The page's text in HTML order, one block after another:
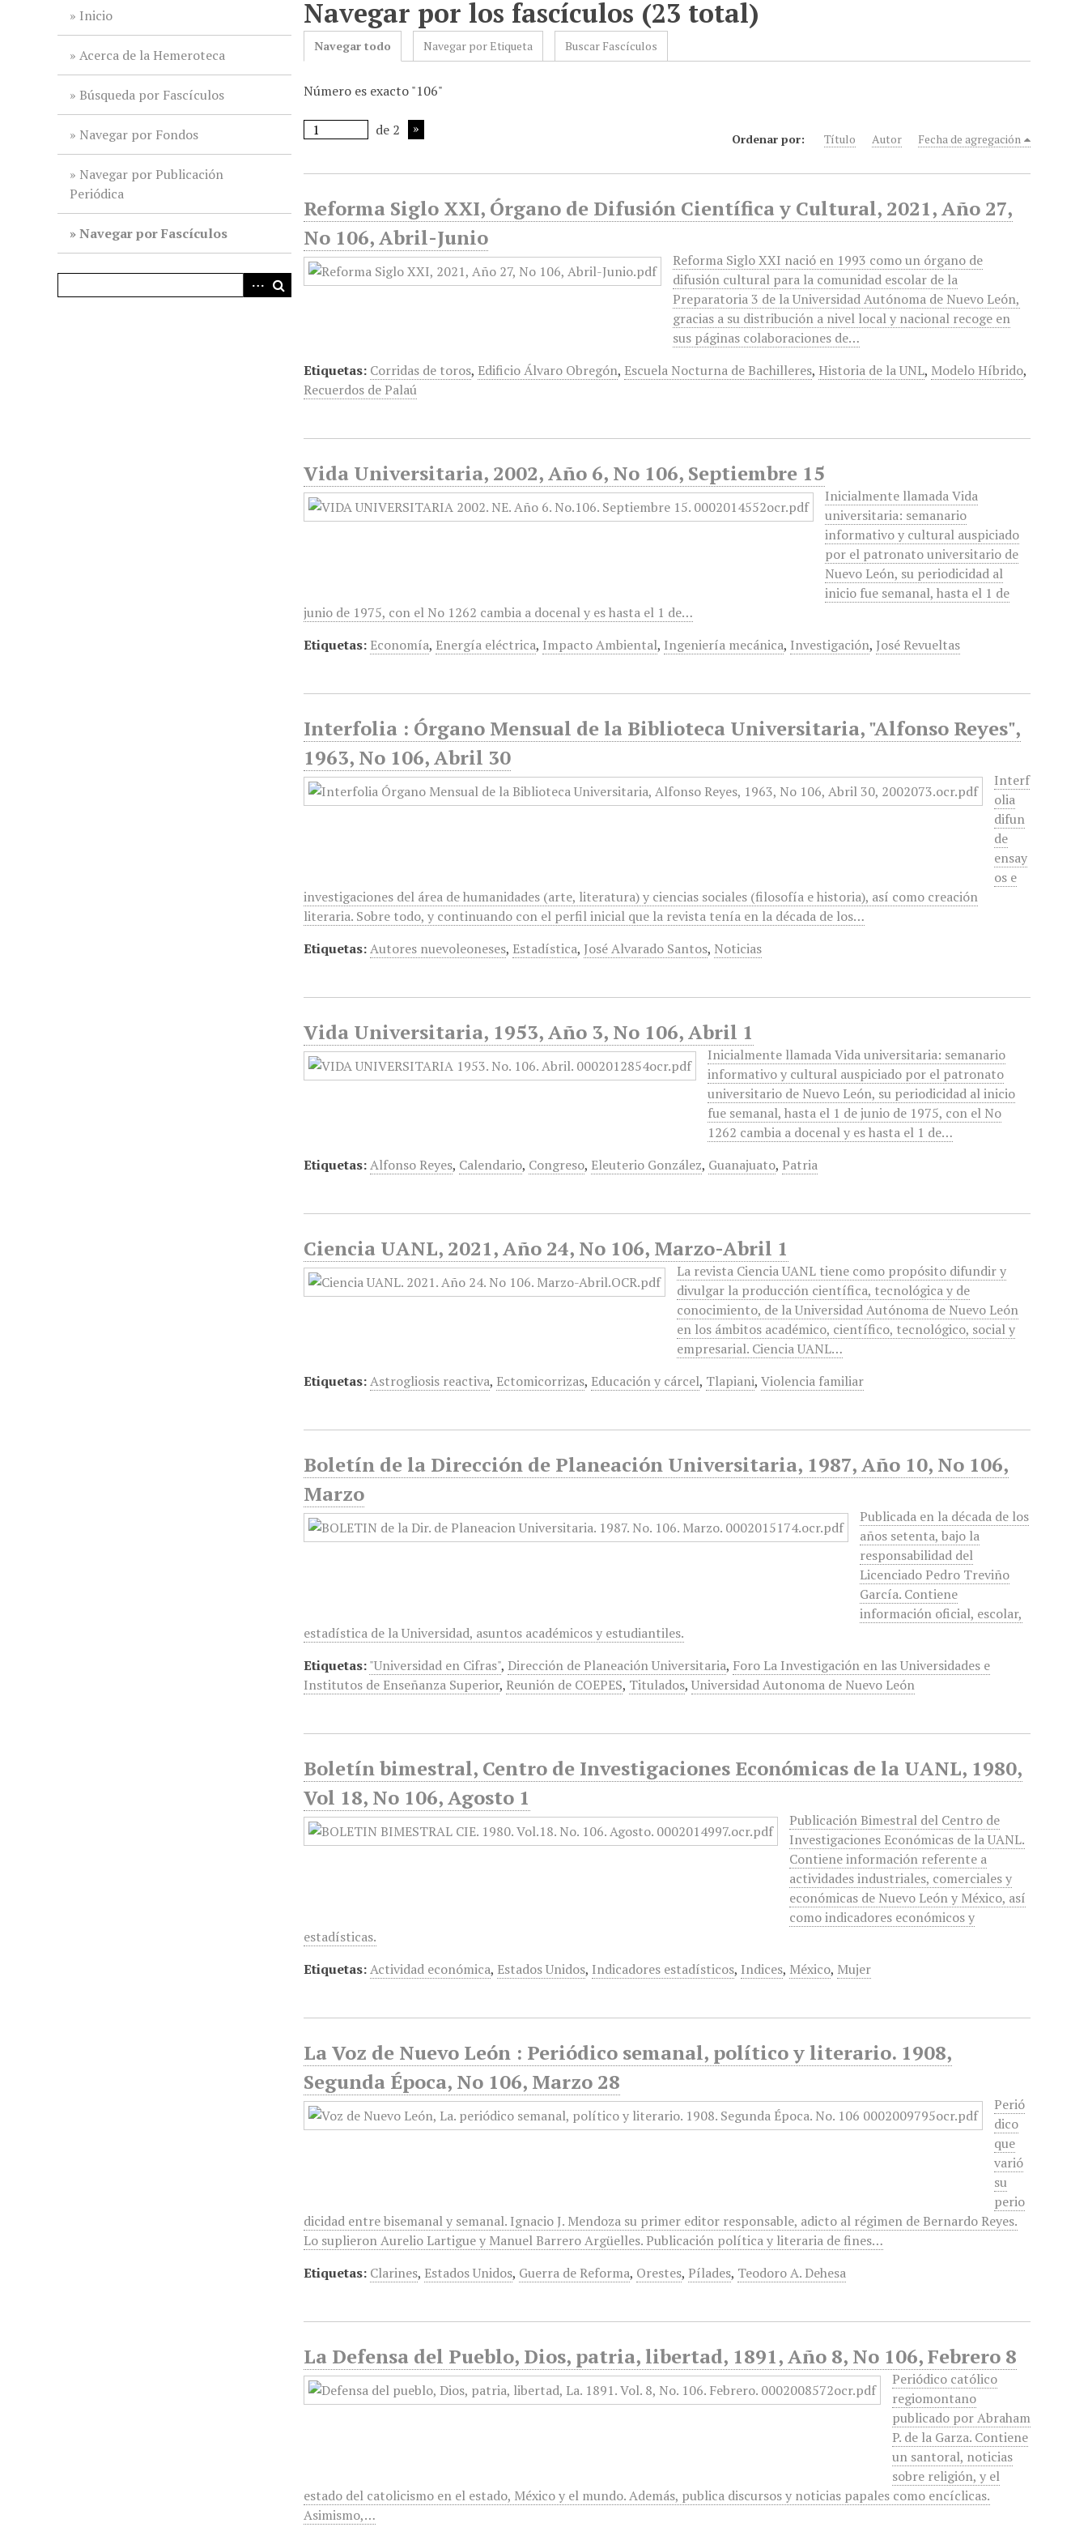
Inicio
Acerca de la Hemeroteca
Búsqueda por Fascículos
Navegar por Fondos
Navegar por Publicación
Periódica
Navegar por Fascículos
Navegar por los fascículos (23 total)
Navegar todo Navegar por Etiqueta Buscar Fascículos
Número es exacto "106"
de 2
Ordenar por: Título Autor Fecha de agregación
Reforma Siglo XXI, Órgano de Difusión Científica y Cultural, 2021, Año 27,
No 106, Abril-Junio
Reforma Siglo XXI nació en 1993 como un órgano de
difusión cultural para la comunidad escolar de la
Preparatoria 3 de la Universidad Autónoma de Nuevo León,
gracias a su distribución a nivel local y nacional recoge en
sus páginas colaboraciones de…
Etiquetas: Corridas de toros, Edificio Álvaro Obregón, Escuela Nocturna de Bachilleres, Historia de la UNL, Modelo Híbrido,
Recuerdos de Palaú
Vida Universitaria, 2002, Año 6, No 106, Septiembre 15
Inicialmente llamada Vida
universitaria: semanario
informativo y cultural auspiciado
por el patronato universitario de
Nuevo León, su periodicidad al
inicio fue semanal, hasta el 1 de
junio de 1975, con el No 1262 cambia a docenal y es hasta el 1 de…
Etiquetas: Economía, Energía eléctrica, Impacto Ambiental, Ingeniería mecánica, Investigación, José Revueltas
Interfolia : Órgano Mensual de la Biblioteca Universitaria, "Alfonso Reyes",
1963, No 106, Abril 30
Interf
olia
difun
de
ensay
os e
investigaciones del área de humanidades (arte, literatura) y ciencias sociales (filosofía e historia), así como creación
literaria. Sobre todo, y continuando con el perfil inicial que la revista tenía en la década de los…
Etiquetas:Autores nuevoleoneses, Estadística, José Alvarado Santos, Noticias
Vida Universitaria, 1953, Año 3, No 106, Abril 1
Inicialmente llamada Vida universitaria: semanario
informativo y cultural auspiciado por el patronato
universitario de Nuevo León, su periodicidad al inicio
fue semanal, hasta el 1 de junio de 1975, con el No
1262 cambia a docenal y es hasta el 1 de…
Etiquetas:Alfonso Reyes, Calendario, Congreso, Eleuterio González, Guanajuato, Patria
Ciencia UANL, 2021, Año 24, No 106, Marzo-Abril 1
La revista Ciencia UANL tiene como propósito difundir y
divulgar la producción científica, tecnológica y de
conocimiento, de la Universidad Autónoma de Nuevo León
en los ámbitos académico, científico, tecnológico, social y
empresarial. Ciencia UANL…
Etiquetas:Astrogliosis reactiva, Ectomicorrizas, Educación y cárcel, Tlapiani,Violencia familiar
Boletín de la Dirección de Planeación Universitaria, 1987, Año 10, No 106,
Marzo
Publicada en la década de los
años setenta, bajo la
responsabilidad del
Licenciado Pedro Treviño
García. Contiene
información oficial, escolar,
estadística de la Universidad, asuntos académicos y estudiantiles.
Etiquetas:"Universidad en Cifras", Dirección de Planeación Universitaria, Foro La Investigación en las Universidades e
Institutos de Enseñanza Superior, Reunión de COEPES, Titulados,Universidad Autonoma de Nuevo León
Boletín bimestral, Centro de Investigaciones Económicas de la UANL, 1980,
Vol 18, No 106, Agosto 1
Publicación Bimestral del Centro de
Investigaciones Económicas de la UANL.
Contiene información referente a
actividades industriales, comerciales y
económicas de Nuevo León y México, así
como indicadores económicos y
estadísticas.
Etiquetas:Actividad económica, Estados Unidos, Indicadores estadísticos, Indices, México, Mujer
La Voz de Nuevo León : Periódico semanal, político y literario. 1908,
Segunda Época, No 106, Marzo 28
Perió
dico
que
varió
su
perio
dicidad entre bisemanal y semanal. Ignacio J. Mendoza su primer editor responsable, adicto al régimen de Bernardo Reyes.
Lo suplieron Aurelio Lartigue y Manuel Barrero Argüelles. Publicación política y literaria de fines…
Etiquetas: Clarines, Estados Unidos, Guerra de Reforma, Orestes, Pílades, Teodoro A. Dehesa
La Defensa del Pueblo, Dios, patria, libertad, 1891, Año 8, No 106, Febrero 8
Periódico católico
regiomontano
publicado por Abraham
P. de la Garza. Contiene
un santoral, noticias
sobre religión, y el
estado del catolicismo en el estado, México y el mundo. Además, publica discursos y noticias papales como encíclicas.
Asimismo,…